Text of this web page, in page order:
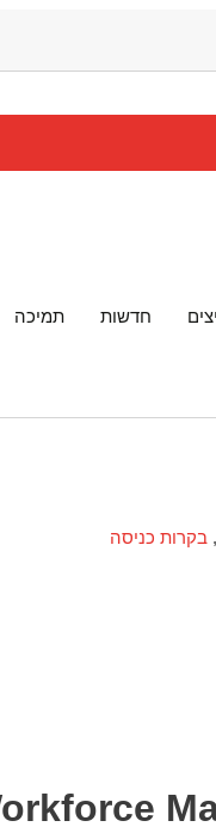
חדשות תמיכה
, בקרות כניסה